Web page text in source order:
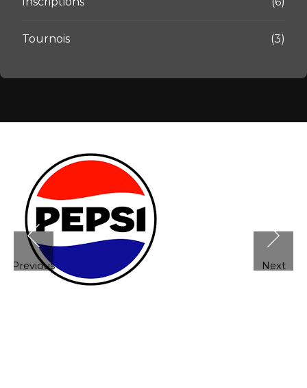
Tournois (3)
Previous Next